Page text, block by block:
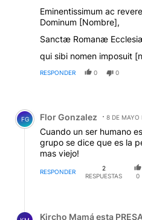
Eminentissimum ac
Dominum [Nombre],
Sanctæ Romanæ
qui sibi nomen imposuit
RESPONDER 0 0
Comentario de Flor Gonzalez.
FG Flor Gonzalez 8 DE MAYO
Cuando un ser humano
grupo se dice que es la
mas viejo!
RESPONDER
2
RESPUESTAS
0
Kircho Mamá esta